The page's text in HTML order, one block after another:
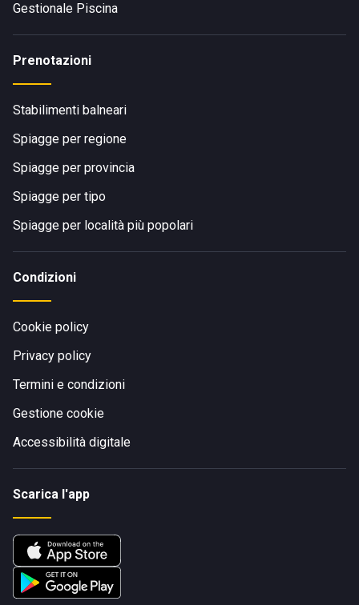
Gestionale Piscina
Prenotazioni
Stabilimenti balneari
Spiagge per regione
Spiagge per provincia
Spiagge per tipo
Spiagge per località più popolari
Condizioni
Cookie policy
Privacy policy
Termini e condizioni
Gestione cookie
Accessibilità digitale
Scarica l'app